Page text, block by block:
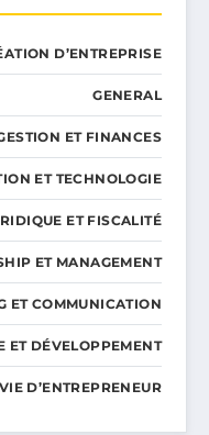
D’ENTREPRISE
GENERAL
ET FINANCES
ET TECHNOLOGIE
ET FISCALITÉ
ET MANAGEMENT
ET COMMUNICATION
ET DÉVELOPPEMENT
VIE D’ENTREPRENEUR